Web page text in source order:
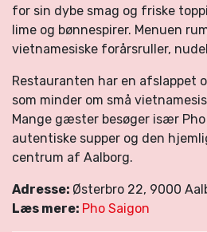
for sin dybe smag og friske
lime og bønnespirer. Menuen
vietnamesiske forårsruller,
Restauranten har en afslappet
som minder om små
Mange gæster besøger især
autentiske supper og den
centrum af Aalborg.
Adresse: Østerbro 22, 9000
Læs mere: Pho Saigon